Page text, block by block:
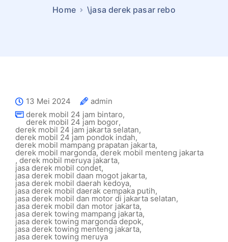
Home \jasa derek pasar rebo
13 Mei 2024
admin
derek mobil 24 jam bintaro,
derek mobil 24 jam bogor,
derek mobil 24 jam jakarta selatan,
derek mobil 24 jam pondok indah,
derek mobil mampang prapatan jakarta,
derek mobil margonda,derek mobil menteng jakarta
, derek mobil meruya jakarta,
jasa derek mobil condet,
jasa derek mobil daan mogot jakarta,
jasa derek mobil daerah kedoya,
jasa derek mobil daerak cempaka putih,
jasa derek mobil dan motor di jakarta selatan,
jasa derek mobil dan motor jakarta,
jasa derek towing mampang jakarta,
jasa derek towing margonda depok,
jasa derek towing menteng jakarta,
jasa derek towing meruya